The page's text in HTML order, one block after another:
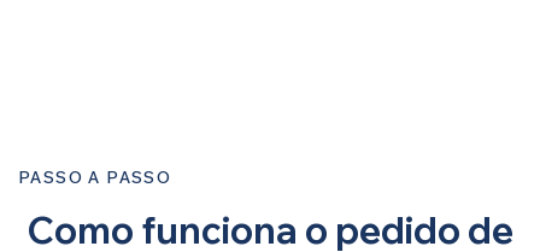
PASSO A PASSO
Como funciona o pedido de